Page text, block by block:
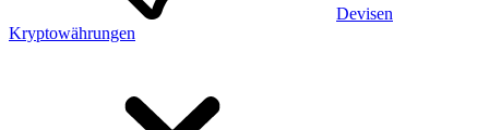
Devisen
Kryptowährungen